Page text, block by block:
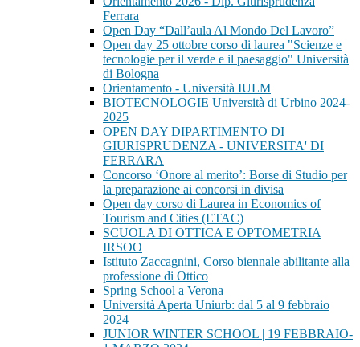
Ferrara
Open Day “Dall’aula Al Mondo Del Lavoro”
Open day 25 ottobre corso di laurea "Scienze e
tecnologie per il verde e il paesaggio" Università
di Bologna
Orientamento - Università IULM
BIOTECNOLOGIE Università di Urbino 2024-
2025
OPEN DAY DIPARTIMENTO DI
GIURISPRUDENZA - UNIVERSITA' DI
FERRARA
Concorso ‘Onore al merito’: Borse di Studio per
la preparazione ai concorsi in divisa
Open day corso di Laurea in Economics of
Tourism and Cities (ETAC)
SCUOLA DI OTTICA E OPTOMETRIA
IRSOO
Istituto Zaccagnini, Corso biennale abilitante alla
professione di Ottico
Spring School a Verona
Università Aperta Uniurb: dal 5 al 9 febbraio
2024
JUNIOR WINTER SCHOOL | 19 FEBBRAIO-